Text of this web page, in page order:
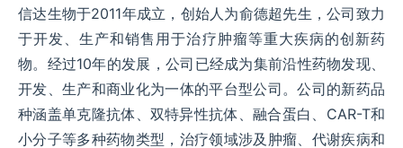
信达生物于2011年成立，创始人为俞德超先生，公司致力
于开发、生产和销售用于治疗肿瘤等重大疾病的创新药
物。经过10年的发展，公司已经成为集前沿性药物发现、
开发、生产和商业化为一体的平台型公司。公司的新药品
种涵盖单克隆抗体、双特异性抗体、融合蛋白、CAR-T和
小分子等多种药物类型，治疗领域涉及肿瘤、代谢疾病和